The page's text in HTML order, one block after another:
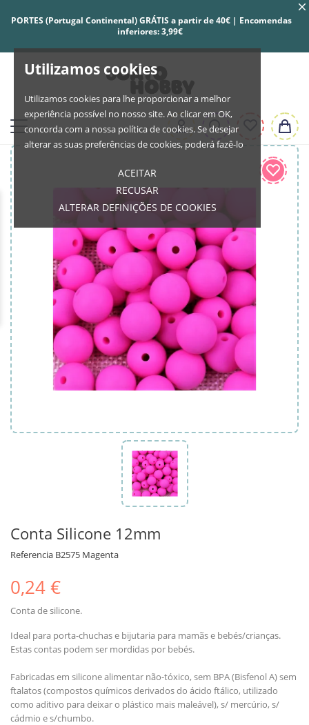
Utilizamos cookies
Utilizamos cookies para lhe proporcionar a melhor
experiência possível no nosso site. Ao clicar em OK,
concorda com a nossa política de cookies. Se desejar
alterar as suas preferências de cookies, poderá fazê-lo
ACEITAR
RECUSAR
ALTERAR DEFINIÇÕES DE COOKIES
PORTES (Portugal Continental) GRÁTIS a partir de 40€ | Encomendas
inferiores: 3,99€
Conta Silicone 12mm
Referencia B2575 Magenta
0,24 €
Conta de silicone.
Ideal para porta-chuchas e bijutaria para mamãs e bebés/crianças.
Estas contas podem ser mordidas por bebés.
Fabricadas em silicone alimentar não-tóxico, sem BPA (Bisfenol A) sem
ftalatos (compostos químicos derivados do ácido ftálico, utilizado
como aditivo para deixar o plástico mais maleável), s/ mercúrio, s/
cádmio e s/chumbo.